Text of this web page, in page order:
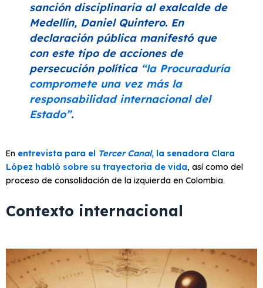
sanción disciplinaria al exalcalde de
Medellín, Daniel Quintero. En
declaración pública manifestó que
con este tipo de acciones de
persecución política “la Procuraduría
compromete una vez más la
responsabilidad internacional del
Estado”.
En entrevista para el Tercer Canal, la senadora Clara
López habló sobre su trayectoria de vida, así como del
proceso de consolidación de la izquierda en Colombia.
Contexto internacional